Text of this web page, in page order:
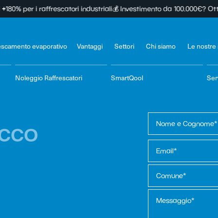
i raffrescatori industriali💰 Investimento da 100.000€? Ottieni
evaporativo Vantaggi Settori Chi siamo Le
Noleggio Raffrescatori SmartQool